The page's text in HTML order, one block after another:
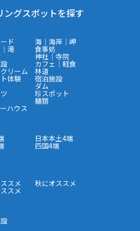
ングスポットを探す
ド 海｜海岸｜岬
滝 食事処
神社｜寺院
カフェ｜軽食
リーム 林道
体験 宿泊施設
ダム
珍スポット
麺類
ハウス
日本本土4端
四国4端
スメ 秋にオススメ
スメ